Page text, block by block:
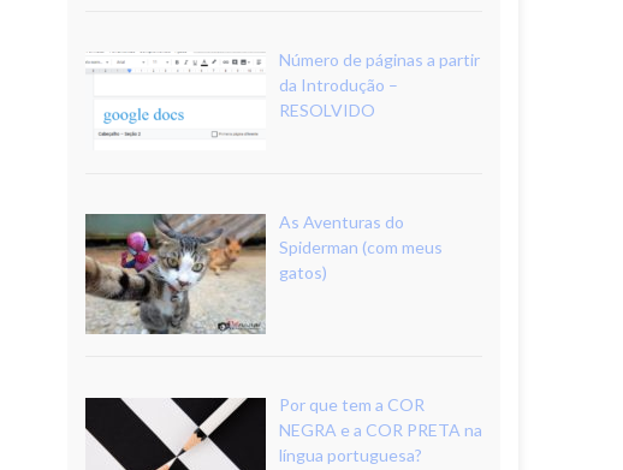
Número de páginas a partir
da Introdução –
RESOLVIDO
As Aventuras do
Spiderman (com meus
gatos)
Por que tem a COR
NEGRA e a COR PRETA na
língua portuguesa?